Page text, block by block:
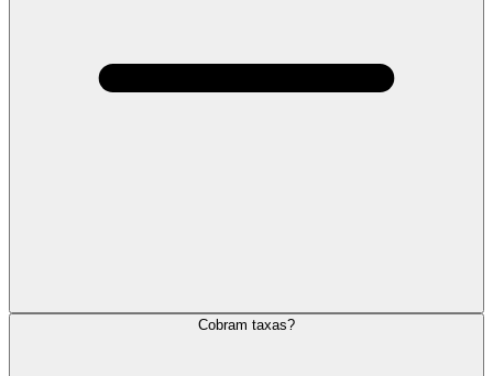
Cobram taxas?